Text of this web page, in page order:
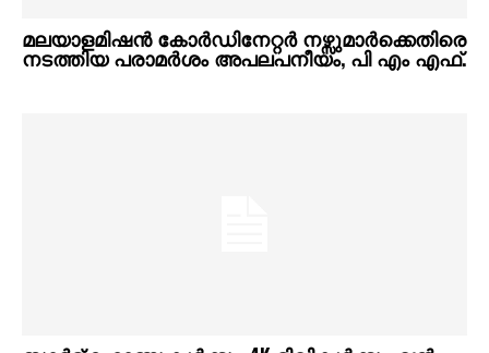
മലയാളമിഷൻ കോർഡിനേറ്റർ നഴ്സുമാർക്കെതിരെ
നടത്തിയ പരാമർശം അപലപനീയം, പി എം എഫ്.